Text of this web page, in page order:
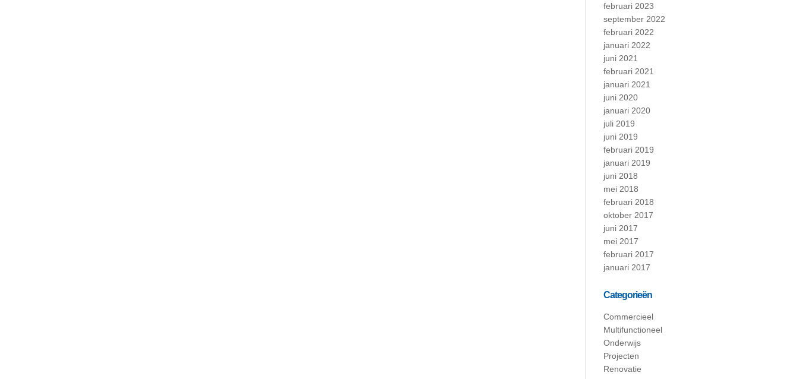
februari 2023
september 2022
februari 2022
januari 2022
juni 2021
februari 2021
januari 2021
juni 2020
januari 2020
juli 2019
juni 2019
februari 2019
januari 2019
juni 2018
mei 2018
februari 2018
oktober 2017
juni 2017
mei 2017
februari 2017
januari 2017
Categorieën
Commercieel
Multifunctioneel
Onderwijs
Projecten
Renovatie